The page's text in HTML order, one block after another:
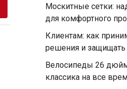
Москитные сетки:
для комфортного
Клиентам: как
решения и защищать
Велосипеды 26
классика на все